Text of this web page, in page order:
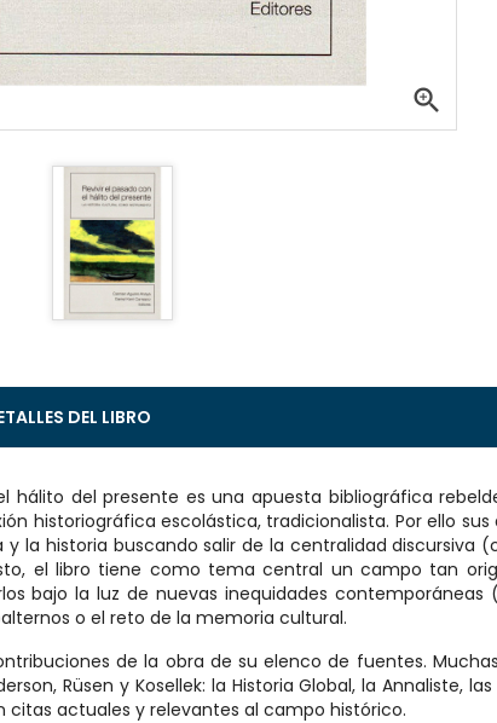

DEL LIBRO
hálito del presente es una apuesta bibliográfica
historiográfica escolástica, tradicionalista. Por ello
y la historia buscando salir de la centralidad
el libro tiene como tema central un campo tan
bajo la luz de nuevas inequidades
o el reto de la memoria cultural.
de la obra de su elenco de fuentes.
Rüsen y Kosellek: la Historia Global, la
citas actuales y relevantes al campo histórico.